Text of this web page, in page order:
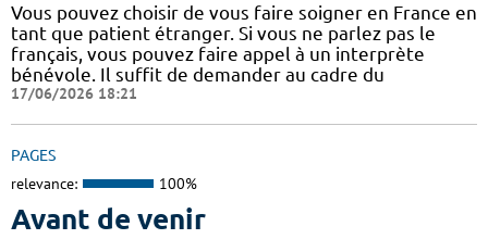
Vous pouvez choisir de vous faire soigner en France en
tant que patient étranger. Si vous ne parlez pas le
français, vous pouvez faire appel à un interprète
bénévole. Il suffit de demander au cadre du
17/06/2026 18:21
PAGES
relevance: 100%
Avant de venir